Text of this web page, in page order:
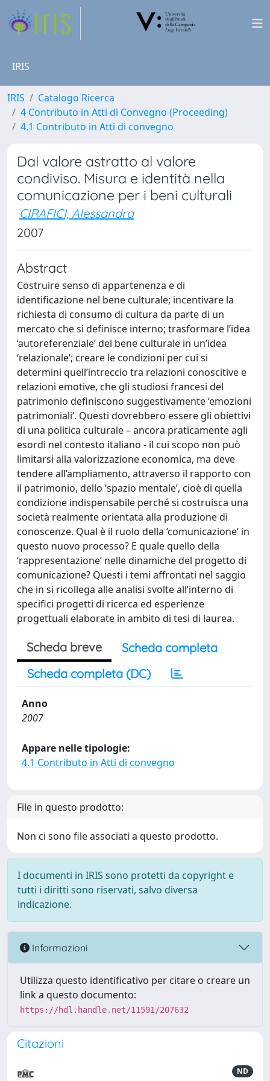
IRIS
IRIS
Catalogo Ricerca
4 Contributo in Atti di Convegno (Proceeding)
4.1 Contributo in Atti di convegno
Dal valore astratto al valore
condiviso. Misura e identità nella
comunicazione per i beni culturali
CIRAFICI, Alessandra
2007
Abstract
Costruire senso di appartenenza e di
identificazione nel bene culturale; incentivare la
richiesta di consumo di cultura da parte di un
mercato che si definisce interno; trasformare l’idea
‘autoreferenziale’ del bene culturale in un’idea
‘relazionale’; creare le condizioni per cui si
determini quell’intreccio tra relazioni conoscitive e
relazioni emotive, che gli studiosi francesi del
patrimonio definiscono suggestivamente ‘emozioni
patrimoniali’. Questi dovrebbero essere gli obiettivi
di una politica culturale – ancora praticamente agli
esordi nel contesto italiano - il cui scopo non può
limitarsi alla valorizzazione economica, ma deve
tendere all’ampliamento, attraverso il rapporto con
il patrimonio, dello ’spazio mentale’, cioè di quella
condizione indispensabile perché si costruisca una
società realmente orientata alla produzione di
conoscenze. Qual è il ruolo della ‘comunicazione’ in
questo nuovo processo? E quale quello della
‘rappresentazione’ nelle dinamiche del progetto di
comunicazione? Questi i temi affrontati nel saggio
che in si ricollega alle analisi svolte all’interno di
specifici progetti di ricerca ed esperienze
progettuali elaborate in ambito di tesi di laurea.
Scheda breve
Scheda completa
Scheda completa (DC)
Anno
2007
Appare nelle tipologie:
4.1 Contributo in Atti di convegno
File in questo prodotto:
Non ci sono file associati a questo prodotto.
I documenti in IRIS sono protetti da copyright e
tutti i diritti sono riservati, salvo diversa
indicazione.
Informazioni
Utilizza questo identificativo per citare o creare un
link a questo documento:
https://hdl.handle.net/11591/207632
Citazioni
ND